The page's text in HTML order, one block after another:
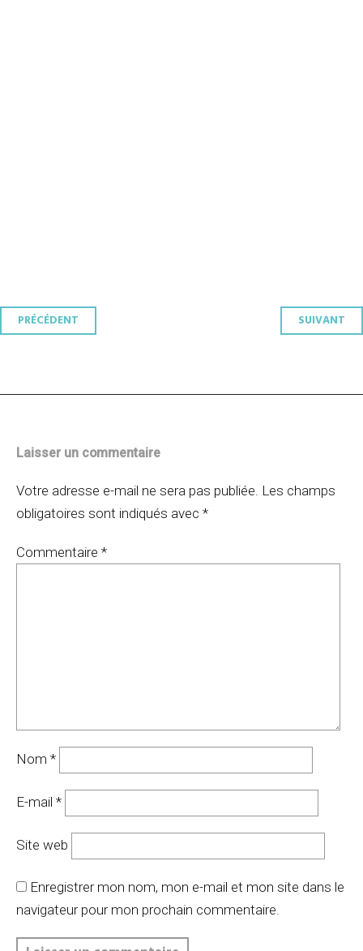
Navigation
PRÉCÉDENT SUIVANT
Laisser un commentaire
Votre adresse e-mail ne sera pas publiée. Les champs
obligatoires sont indiqués avec *
Commentaire *
Nom *
E-mail *
Site web
Enregistrer mon nom, mon e-mail et mon site dans le
navigateur pour mon prochain commentaire.